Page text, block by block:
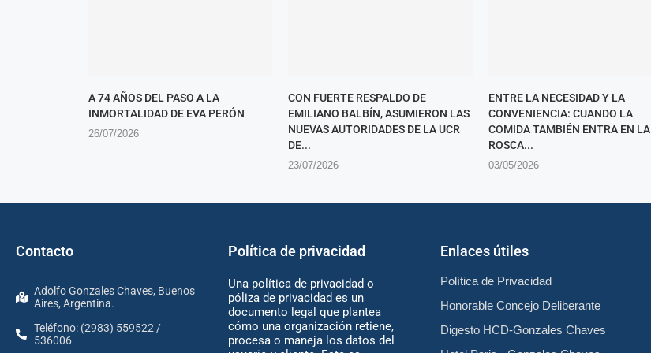
A 74 AÑOS DEL PASO A LA
INMORTALIDAD DE EVA PERÓN
26/07/2026
CON FUERTE RESPALDO DE
EMILIANO BALBÍN, ASUMIERON LAS
NUEVAS AUTORIDADES DE LA UCR
DE...
23/07/2026
ENTRE LA NECESIDAD Y LA
CONVENIENCIA: CUANDO LA
COMIDA TAMBIÉN ENTRA EN LA
ROSCA...
03/05/2026
Contacto
Adolfo Gonzales Chaves, Buenos
Aires, Argentina.
Teléfono: (2983) 559522 /
536006
Política de privacidad
Una política de privacidad o
póliza de privacidad es un
documento legal que plantea
cómo una organización retiene,
procesa o maneja los datos del
Enlaces útiles
Política de Privacidad
Honorable Concejo Deliberante
Digesto HCD-Gonzales Chaves